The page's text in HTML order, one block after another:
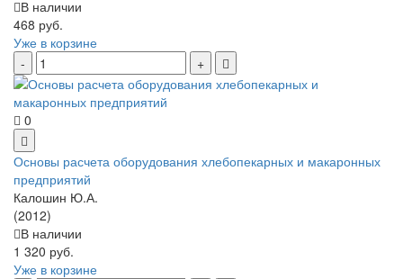
В наличии
468 руб.
Уже в корзине
0
Основы расчета оборудования хлебопекарных и макаронных
предприятий
Калошин Ю.А.
(2012)
В наличии
1 320 руб.
Уже в корзине